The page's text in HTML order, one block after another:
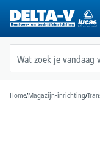
Home/Magazijn-inrichting/